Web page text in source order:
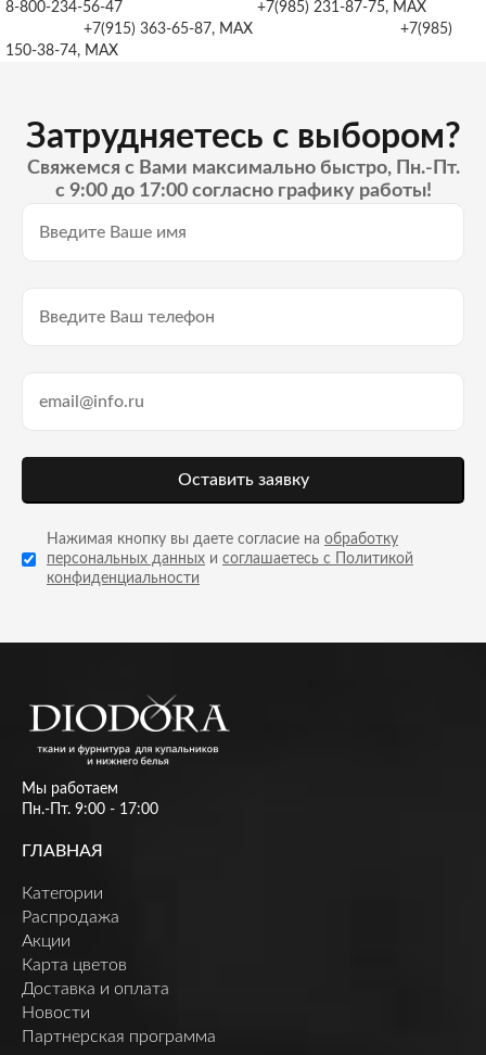
8-800-234-56-47 +7(985) 231-87-75, MAX
+7(915) 363-65-87, MAX +7(985)
150-38-74, MAX
Затрудняетесь с выбором?
Свяжемся с Вами максимально быстро, Пн.-Пт.
с 9:00 до 17:00 согласно графику работы!
Оставить заявку
Нажимая кнопку вы даете согласие на обработку
персональных данных и соглашаетесь с Политикой
конфиденциальности
Мы работаем
Пн.-Пт. 9:00 - 17:00
ГЛАВНАЯ
Категории
Распродажа
Акции
Карта цветов
Доставка и оплата
Новости
Партнерская программа